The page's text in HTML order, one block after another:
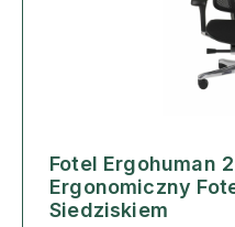
Fotel Ergohuman
Ergonomiczny
Siedziskiem